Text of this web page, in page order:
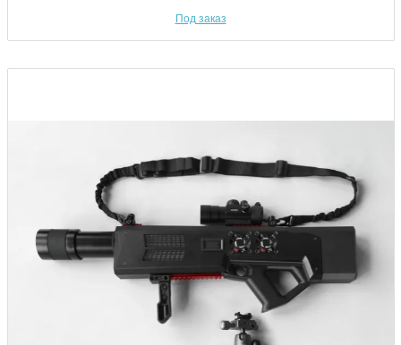
Под заказ